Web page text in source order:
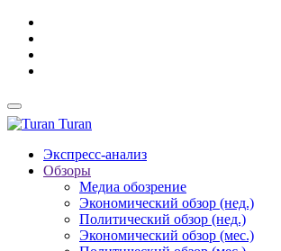
Turan
Экспресс-анализ
Обзоры
Медиа обозрение
Экономический обзор (нед.)
Политический обзор (нед.)
Экономический обзор (мес.)